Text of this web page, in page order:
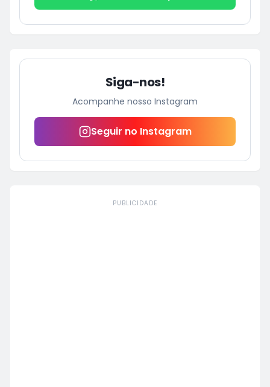
Siga-nos!
Acompanhe nosso Instagram
Seguir no Instagram
PUBLICIDADE